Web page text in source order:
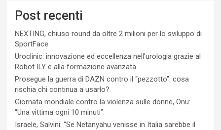
Post recenti
NEXTING, chiuso round da oltre 2 milioni per lo sviluppo di
SportFace
Uroclinic: innovazione ed eccellenza nell’urologia grazie al
Robot ILY e alla formazione avanzata
Prosegue la guerra di DAZN contro il “pezzotto”: cosa
rischia chi continua a usarlo?
Giornata mondiale contro la violenza sulle donne, Onu:
“Una vittima ogni 10 minuti”
Israele, Salvini: “Se Netanyahu venisse in Italia sarebbe il